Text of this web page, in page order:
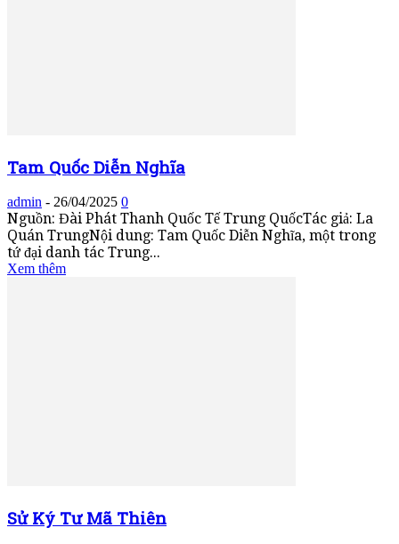
Tam Quốc Diễn Nghĩa
admin - 26/04/2025 0
Nguồn: Đài Phát Thanh Quốc Tế Trung QuốcTác giả: La
Quán TrungNội dung: Tam Quốc Diễn Nghĩa, một trong
tứ đại danh tác Trung...
Xem thêm
Sử Ký Tư Mã Thiên